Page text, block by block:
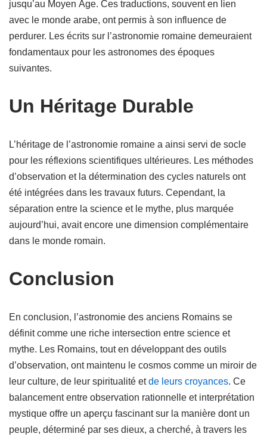
jusqu’au Moyen Âge. Ces traductions, souvent en lien
avec le monde arabe, ont permis à son influence de
perdurer. Les écrits sur l’astronomie romaine demeuraient
fondamentaux pour les astronomes des époques
suivantes.
Un Héritage Durable
L’héritage de l’astronomie romaine a ainsi servi de socle
pour les réflexions scientifiques ultérieures. Les méthodes
d’observation et la détermination des cycles naturels ont
été intégrées dans les travaux futurs. Cependant, la
séparation entre la science et le mythe, plus marquée
aujourd’hui, avait encore une dimension complémentaire
dans le monde romain.
Conclusion
En conclusion, l’astronomie des anciens Romains se
définit comme une riche intersection entre science et
mythe. Les Romains, tout en développant des outils
d’observation, ont maintenu le cosmos comme un miroir de
leur culture, de leur spiritualité etde leurs croyances. Ce
balancement entre observation rationnelle et interprétation
mystique offre un aperçu fascinant sur la manière dont un
peuple, déterminé par ses dieux, a cherché, à travers les